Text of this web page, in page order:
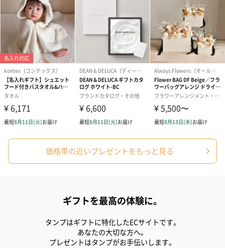
価格帯の近いプレゼントをもっと見る
ギフトを最高の体験に。
タンプはギフトに特化したECサイトです。
あなたの大切な方へ。
プレゼントはタンプがお手伝いします。